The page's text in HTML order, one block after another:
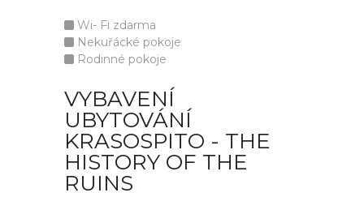
Wi- Fi zdarma
Nekuřácké pokoje
Rodinné pokoje
VYBAVENÍ
UBYTOVÁNÍ
KRASOSPITO - THE
HISTORY OF THE
RUINS